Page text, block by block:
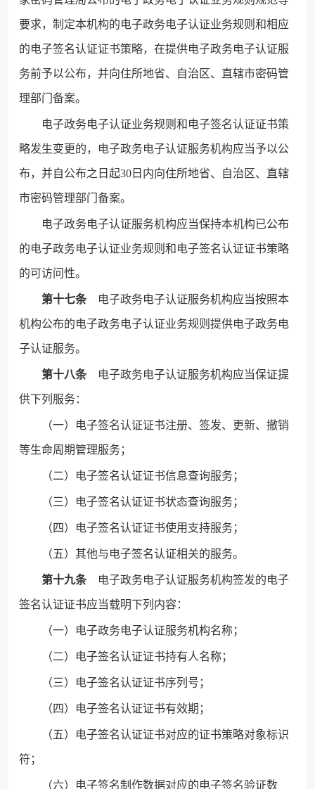
要求，制定本机构的电子政务电子认证业务规则和相应
的电子签名认证证书策略，在提供电子政务电子认证服
务前予以公布，并向住所地省、自治区、直辖市密码管
理部门备案。
电子政务电子认证业务规则和电子签名认证证书策
略发生变更的，电子政务电子认证服务机构应当予以公
布，并自公布之日起30日内向住所地省、自治区、直辖
市密码管理部门备案。
电子政务电子认证服务机构应当保持本机构已公布
的电子政务电子认证业务规则和电子签名认证证书策略
的可访问性。
第十七条电子政务电子认证服务机构应当按照本
机构公布的电子政务电子认证业务规则提供电子政务电
子认证服务。
第十八条电子政务电子认证服务机构应当保证提
供下列服务：
（一）电子签名认证证书注册、签发、更新、撤销
等生命周期管理服务；
（二）电子签名认证证书信息查询服务；
（三）电子签名认证证书状态查询服务；
（四）电子签名认证证书使用支持服务；
（五）其他与电子签名认证相关的服务。
第十九条电子政务电子认证服务机构签发的电子
签名认证证书应当载明下列内容：
（一）电子政务电子认证服务机构名称；
（二）电子签名认证证书持有人名称；
（三）电子签名认证证书序列号；
（四）电子签名认证证书有效期；
（五）电子签名认证证书对应的证书策略对象标识
符；
（六）电子签名制作数据对应的电子签名验证数